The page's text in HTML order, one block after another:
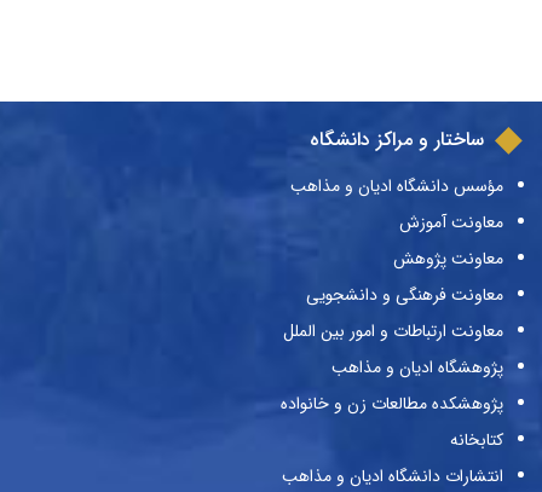
ساختار و مراکز دانشگاه
مؤسس دانشگاه ادیان و مذاهب
معاونت آموزش
معاونت پژوهش
معاونت فرهنگی و دانشجویی
معاونت ارتباطات و امور بین الملل
پژوهشگاه ادیان و مذاهب
پژوهشکده مطالعات زن و خانواده
کتابخانه
انتشارات دانشگاه ادیان و مذاهب